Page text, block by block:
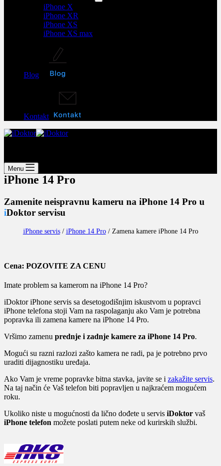
iPhone X
iPhone XR
iPhone XS
iPhone XS max
Blog
Kontakt
Menu
iPhone 14 Pro
Zamenite neispravnu kameru na iPhone 14 Pro u
iDoktor servisu
iPhone servis/ iPhone 14 Pro/ Zamena kamere iPhone 14 Pro
Cena: POZOVITE ZA CENU
Imate problem sa kamerom na iPhone 14 Pro?
iDoktor iPhone servis sa desetogodišnjim iskustvom u popravci
iPhone telefona stoji Vam na raspolaganju ako Vam je potrebna
popravka ili zamena kamere na iPhone 14 Pro.
Vršimo zamenu prednje i zadnje kamere za iPhone 14 Pro.
Mogući su razni razlozi zašto kamera ne radi, pa je potrebno prvo
uraditi dijagnostiku uređaja.
Ako Vam je vreme popravke bitna stavka, javite se i zakažite servis.
Na taj način će Vaš telefon biti popravljen u najkraćem mogućem
roku.
Ukoliko niste u mogućnosti da lično dođete u servis iDoktor vaš
iPhone telefon možete poslati putem neke od kurirskih službi.